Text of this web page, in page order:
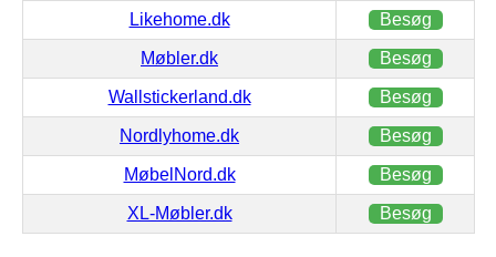
Likehome.dk Besøg
Møbler.dk Besøg
Wallstickerland.dk Besøg
Nordlyhome.dk Besøg
MøbelNord.dk Besøg
XL-Møbler.dk Besøg